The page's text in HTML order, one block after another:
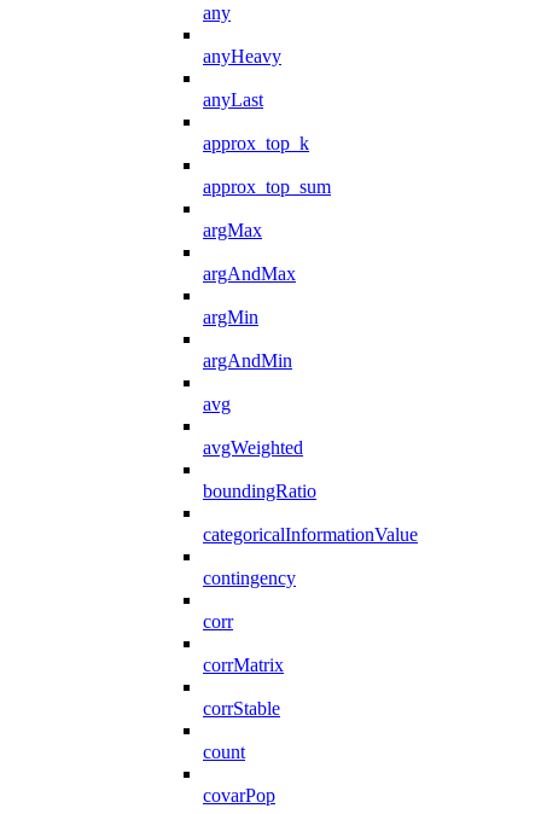
any
anyHeavy
anyLast
approx_top_k
approx_top_sum
argMax
argAndMax
argMin
argAndMin
avg
avgWeighted
boundingRatio
categoricalInformationValue
contingency
corr
corrMatrix
corrStable
count
covarPop